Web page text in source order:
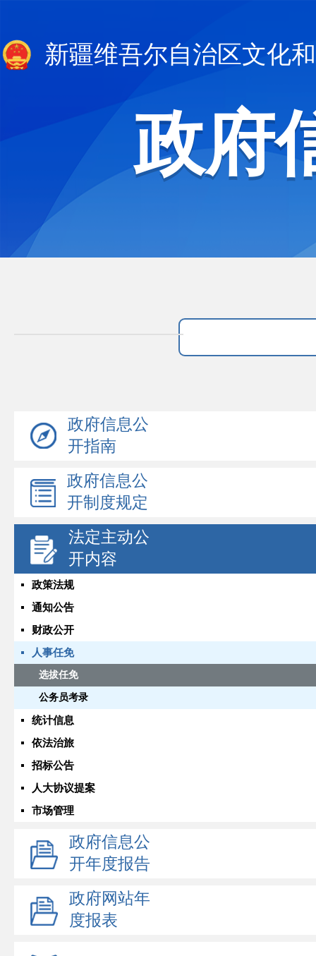
新疆维吾尔自治区文化
政府
政府信息公
开指南
政府信息公
开制度规定
法定主动公
开内容
政策法规
通知公告
财政公开
人事任免
选拔任免
公务员考录
统计信息
依法治旅
招标公告
人大协议提案
市场管理
政府信息公
开年度报告
政府网站年
度报表